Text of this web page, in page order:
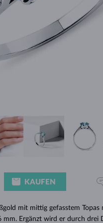
mit mittig gefasstem Topas
mm. Ergänzt wird er durch drei
KAUFEN